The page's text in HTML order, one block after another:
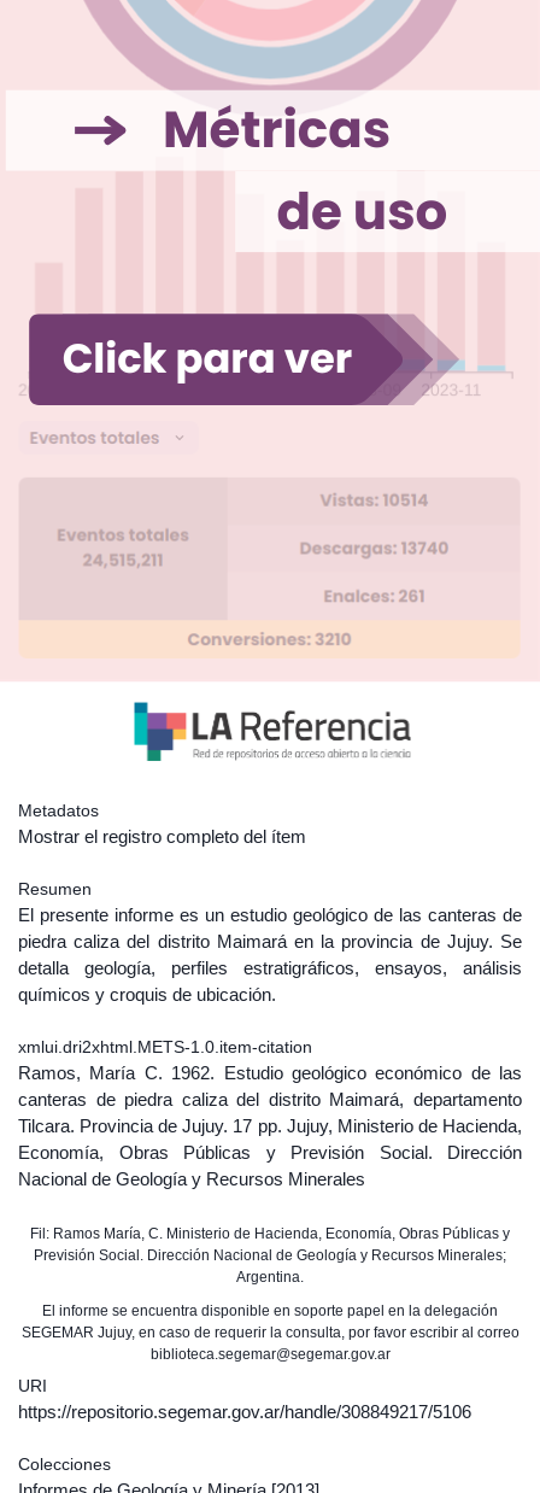
Metadatos
Mostrar el registro completo del ítem
Resumen
El presente informe es un estudio geológico de las canteras de
piedra caliza del distrito Maimará en la provincia de Jujuy. Se
detalla geología, perfiles estratigráficos, ensayos, análisis
químicos y croquis de ubicación.
xmlui.dri2xhtml.METS-1.0.item-citation
Ramos, María C. 1962. Estudio geológico económico de las
canteras de piedra caliza del distrito Maimará, departamento
Tilcara. Provincia de Jujuy. 17 pp. Jujuy, Ministerio de Hacienda,
Economía, Obras Públicas y Previsión Social. Dirección
Nacional de Geología y Recursos Minerales
Fil: Ramos María, C. Ministerio de Hacienda, Economía, Obras Públicas y
Previsión Social. Dirección Nacional de Geología y Recursos Minerales;
Argentina.
El informe se encuentra disponible en soporte papel en la delegación
SEGEMAR Jujuy, en caso de requerir la consulta, por favor escribir al correo
biblioteca.segemar@segemar.gov.ar
URI
https://repositorio.segemar.gov.ar/handle/308849217/5106
Colecciones